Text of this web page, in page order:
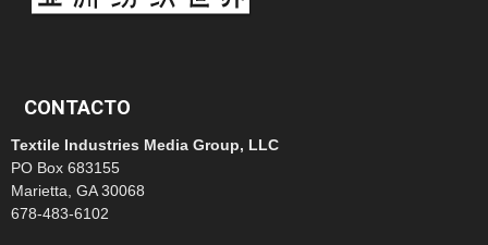
CONTACTO
Textile Industries Media Group, LLC
PO Box 683155
Marietta, GA 30068
678-483-6102